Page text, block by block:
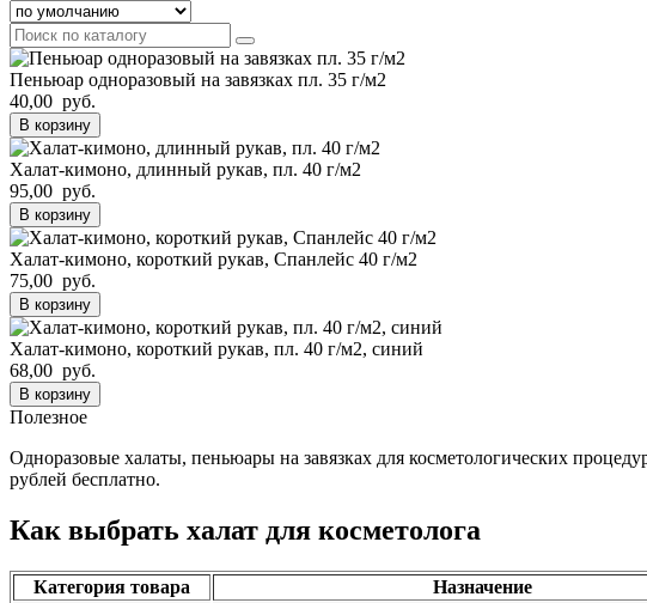
Пеньюар одноразовый на завязках пл. 35 г/м2
40,00 руб.
В корзину
Халат-кимоно, длинный рукав, пл. 40 г/м2
95,00 руб.
В корзину
Халат-кимоно, короткий рукав, Спанлейс 40 г/м2
75,00 руб.
В корзину
Халат-кимоно, короткий рукав, пл. 40 г/м2, синий
68,00 руб.
В корзину
Полезное
Одноразовые халаты, пеньюары на завязках для косметологических
рублей бесплатно.
Как выбрать халат для косметолога
Категория товара Назначение